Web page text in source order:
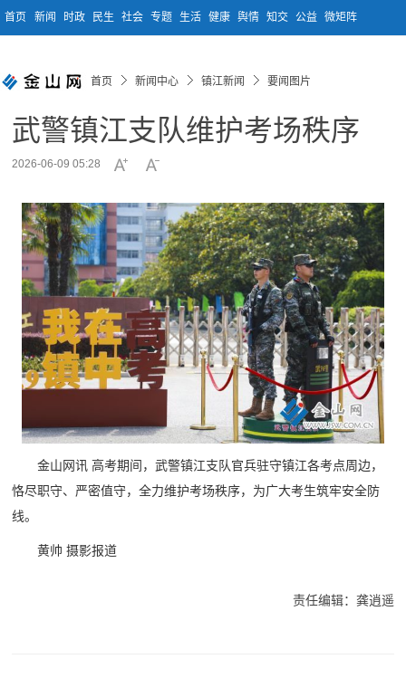
首页 新闻 时政 民生 社会 专题 生活 健康 舆情 知交 公益 微矩阵
首页 新闻中心 镇江新闻 要闻图片
武警镇江支队维护考场秩序
2026-06-09 05:28
金山网讯 高考期间，武警镇江支队官兵驻守镇江各考点周边，
恪尽职守、严密值守，全力维护考场秩序，为广大考生筑牢安全防
线。
黄帅 摄影报道
责任编辑：龚逍遥